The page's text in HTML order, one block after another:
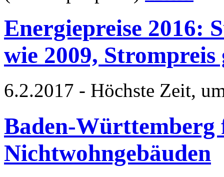
Energiepreise 2016:
wie 2009, Strompreis
6.2.2017 - Höchste Zeit,
Baden-
Nichtwohngebäuden